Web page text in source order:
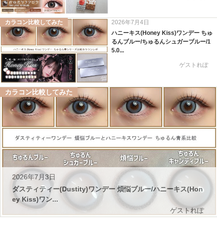
カラコン比較してみた
2026年7月4日
ハニーキス(Honey Kiss)ワンデー ちゅ
るんブルー/ちゅるんシュガーブルー/1
5.0...
ゲストれぽ
カラコン比較してみた
2026年7月3日
ダスティティー(Dustity)ワンデー 煩悩ブルー/ハニーキス(Hon
ey Kiss)ワン...
ゲストれぽ